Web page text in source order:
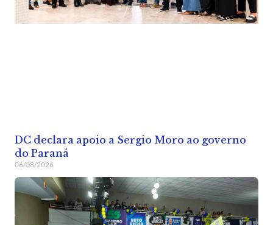
DC declara apoio a Sergio Moro ao governo
do Paraná
06/08/2026